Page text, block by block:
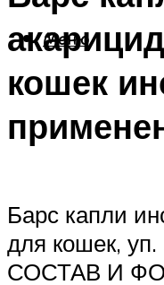
Меню
кошек
Барс капли
для кошек, уп.
СОСТАВ И